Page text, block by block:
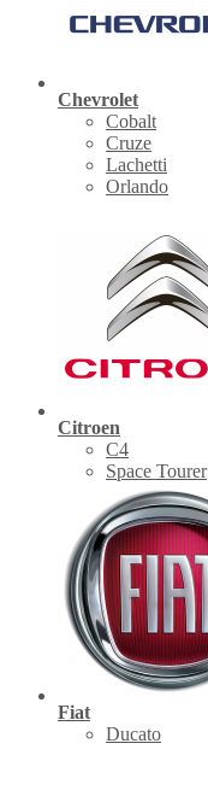
Chevrolet
Cobalt
Cruze
Lachetti
Orlando
Citroen
C4
Space Tourer
Fiat
Ducato